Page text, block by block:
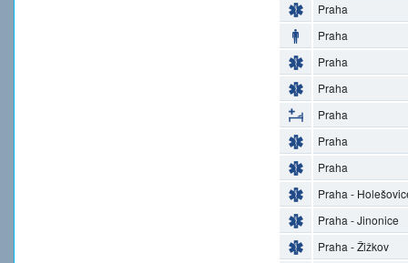
Praha
Praha
Praha
Praha
Praha
Praha
Praha
Praha -
Praha - Jinonice
Praha - Žižkov